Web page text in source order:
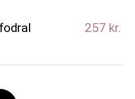
257 kr.